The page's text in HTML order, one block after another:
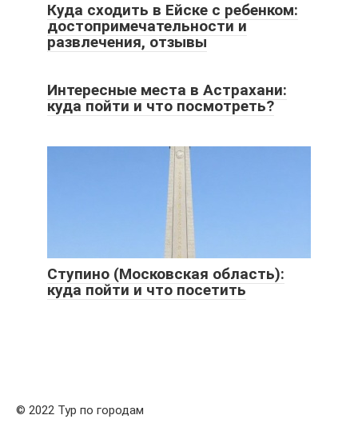
Куда сходить в Ейске с ребенком:
достопримечательности и
развлечения, отзывы
Интересные места в Астрахани:
куда пойти и что посмотреть?
Ступино (Московская область):
куда пойти и что посетить
© 2022 Тур по городам